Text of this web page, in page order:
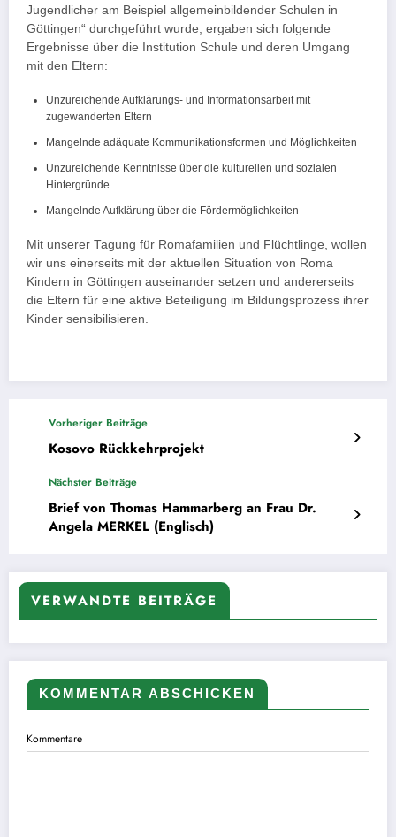
Jugendlicher am Beispiel allgemeinbildender Schulen in
Göttingen“ durchgeführt wurde, ergaben sich folgende
Ergebnisse über die Institution Schule und deren Umgang
mit den Eltern:
Unzureichende Aufklärungs- und Informationsarbeit mit
zugewanderten Eltern
Mangelnde adäquate Kommunikationsformen und Möglichkeiten
Unzureichende Kenntnisse über die kulturellen und sozialen
Hintergründe
Mangelnde Aufklärung über die Fördermöglichkeiten
Mit unserer Tagung für Romafamilien und Flüchtlinge, wollen
wir uns einerseits mit der aktuellen Situation von Roma
Kindern in Göttingen auseinander setzen und andererseits
die Eltern für eine aktive Beteiligung im Bildungsprozess ihrer
Kinder sensibilisieren.
Vorheriger Beiträge
Kosovo Rückkehrprojekt
Nächster Beiträge
Brief von Thomas Hammarberg an Frau Dr.
Angela MERKEL (Englisch)
VERWANDTE BEITRÄGE
KOMMENTAR ABSCHICKEN
Kommentare